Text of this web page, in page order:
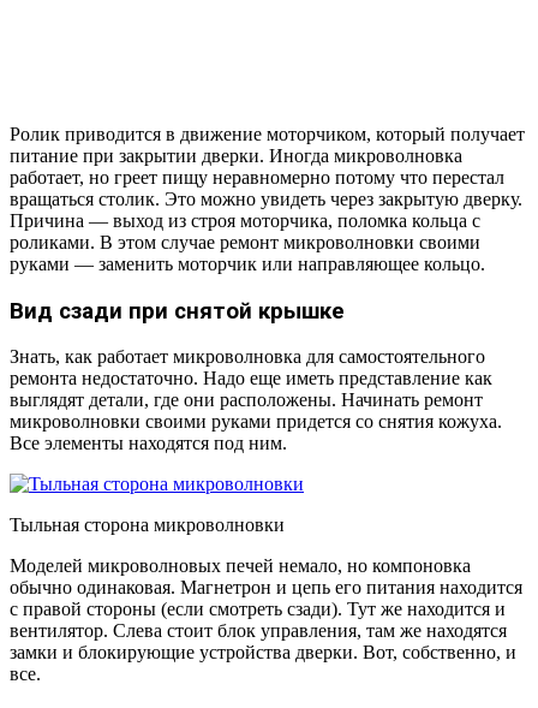
Ролик приводится в движение моторчиком, который получает
питание при закрытии дверки. Иногда микроволновка
работает, но греет пищу неравномерно потому что перестал
вращаться столик. Это можно увидеть через закрытую дверку.
Причина — выход из строя моторчика, поломка кольца с
роликами. В этом случае ремонт микроволновки своими
руками — заменить моторчик или направляющее кольцо.
Вид сзади при снятой крышке
Знать, как работает микроволновка для самостоятельного
ремонта недостаточно. Надо еще иметь представление как
выглядят детали, где они расположены. Начинать ремонт
микроволновки своими руками придется со снятия кожуха.
Все элементы находятся под ним.
Тыльная сторона микроволновки
Моделей микроволновых печей немало, но компоновка
обычно одинаковая. Магнетрон и цепь его питания находится
с правой стороны (если смотреть сзади). Тут же находится и
вентилятор. Слева стоит блок управления, там же находятся
замки и блокирующие устройства дверки. Вот, собственно, и
все.